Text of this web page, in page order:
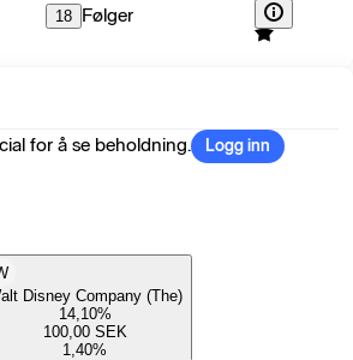
18 Følger
for å se beholdning. Logg inn
Disney Company (The)
14,10%
100,00 SEK
1,40%